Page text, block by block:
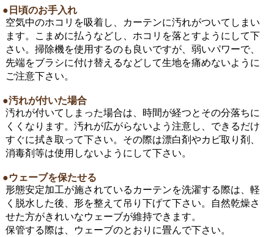
●日頃のお手入れ
空気中のホコリを吸着し、カーテンに汚れがついてしまい
ます。こまめに払うなどし、ホコリを落とすようにして下
さい。掃除機を使用するのも良いですが、弱いパワーで、
先端をブラシに付け替えるなどして生地を痛めないように
ご注意下さい。
●汚れが付いた場合
汚れが付いてしまった場合は、時間が経つとその分落ちに
くくなります。汚れが広がらないよう注意し、できるだけ
すぐに拭き取って下さい。その際は漂白剤やカビ取り剤、
消毒剤等は使用しないようにして下さい。
●ウェーブを保たせる
形態安定加工が施されているカーテンを洗濯する際は、軽
く脱水した後、形を整えて吊り下げて下さい。自然乾燥さ
せた方がきれいなウェーブが維持できます。
保管する際は、ウェーブのとおりに畳んで下さい。